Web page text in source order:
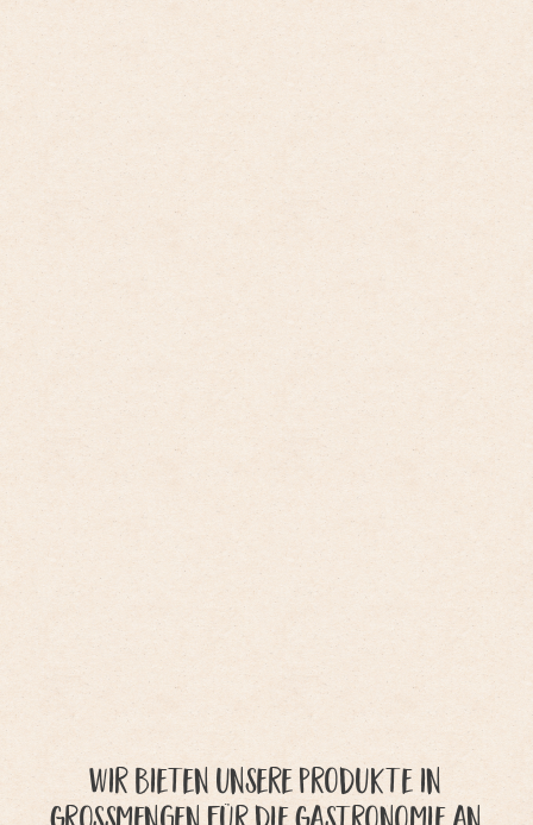
Wir bieten unsere Produkte in